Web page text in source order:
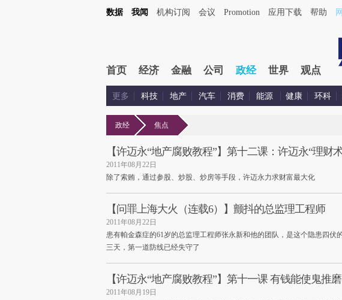
数据 我闻 机构订阅 会议 Promotion 应用下载 帮助
首页 经济 金融 公司 政经 世界 观点
更多 科技 地产 汽车 消费 能源 健康 环科
政经 焦点
【许迈永“地产腐败教程”】第十二课：许迈永“理财
2011年08月22日
除了索贿，通过参股、炒股、炒房等手段，许迈永力求财富最大化
【问罪上海大火（连载6）】颤抖的总监理工程师
2011年08月22日
患有帕金森症的61岁的总监理工程师张永新和他的团队，是这个隐患四
三天，第一道防线已经失守了
【许迈永“地产腐败教程”】第十一课 有钱能使鬼推磨
2011年08月19日